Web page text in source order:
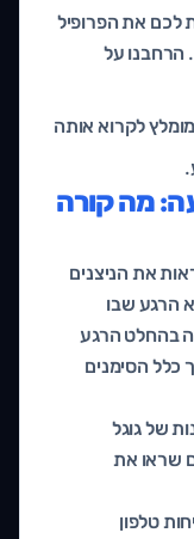
לכם את הפרופיל
הרחבנו על
לקרוא אותה
מה קורה
את הניצנים
הרגע שבו
בהחלט הרגע
כלל הסימנים
של גוגל
שראו את
טלפון